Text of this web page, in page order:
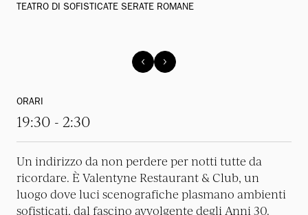
TEATRO DI SOFISTICATE SERATE ROMANE
ORARI
19:30 - 2:30
Un indirizzo da non perdere per notti tutte da
ricordare. È Valentyne Restaurant & Club, un
luogo dove luci scenografiche plasmano ambienti
sofisticati, dal fascino avvolgente degli Anni 30.